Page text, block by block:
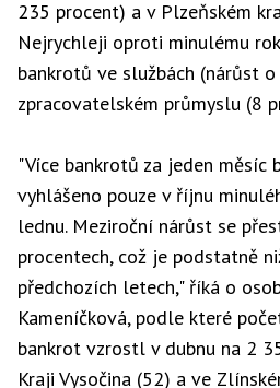
235 procent) a v Plzeňském
Nejrychleji oproti minulému
bankrotů ve službách (nárůst
zpracovatelském průmyslu (8
"Více bankrotů za jeden
vyhlášeno pouze v říjnu
lednu. Meziroční nárůst se
procentech, což je podstatně
předchozích letech," říká o
Kameníčková, podle které
bankrot vzrostl v dubnu na 2
Kraji Vysočina (52) a ve